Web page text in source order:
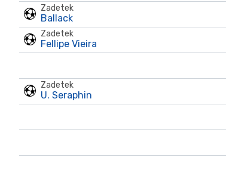
Zadetek
Ballack
Zadetek
Fellipe Vieira
Zadetek
U. Seraphin